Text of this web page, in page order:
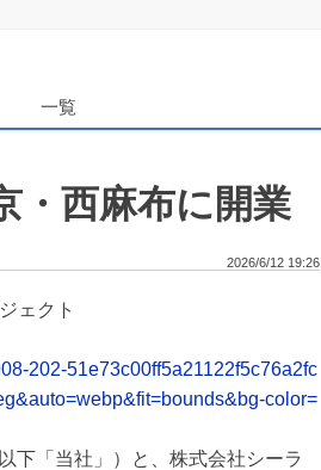
一覧
・西麻布に開業
2026/6/12 19:26
ェクト
202-51e73c00ff5a21122f5c76a2fc
color=
下「当社」）と、株式会社シーラ